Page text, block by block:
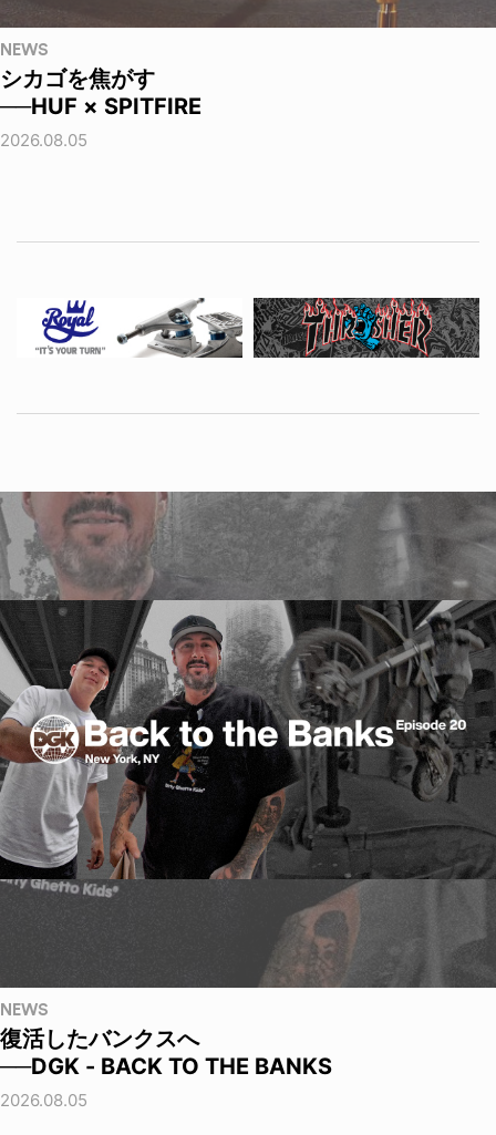
NEWS
シカゴを焦がす
──HUF × SPITFIRE
2026.08.05
NEWS
復活したバンクスへ
──DGK - BACK TO THE BANKS
2026.08.05